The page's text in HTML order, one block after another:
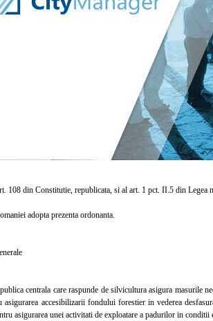
108 din Constitutie, republicata, si al art. 1 pct. II.5 din Legea
adopta prezenta ordonanta.
centrala care raspunde de silvicultura asigura masurile
asigurarea accesibilizarii fondului forestier in vederea
asigurarea unei activitati de exploatare a padurilor in conditii